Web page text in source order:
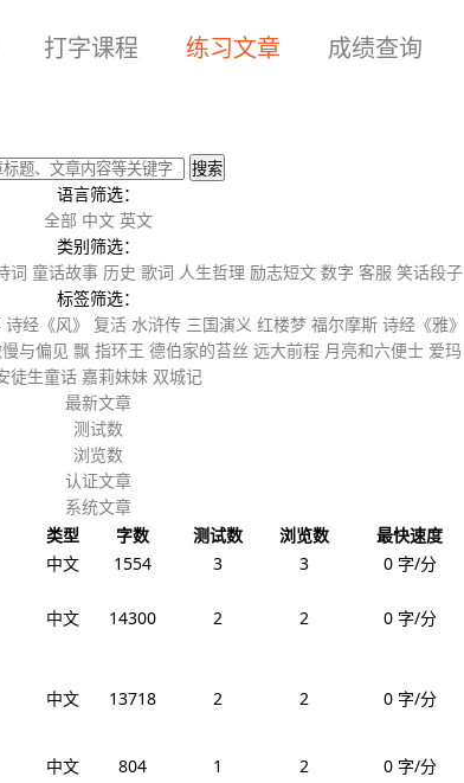
打字课程 练习文章 成绩查询
语言筛选：
全部 中文 英文
类别筛选：
词 童话故事 历史 歌词 人生哲理 励志短文 数字 客服 笑话段子
标签筛选：
诗经《风》 复活 水浒传 三国演义 红楼梦 福尔摩斯 诗经《雅》
与偏见 飘 指环王 德伯家的苔丝 远大前程 月亮和六便士 爱玛
徒生童话 嘉莉妹妹 双城记
最新文章
测试数
浏览数
认证文章
系统文章
类型 字数 测试数 浏览数 最快速度
中文 1554 3 3 0 字/分
中文 14300 2 2 0 字/分
中文 13718 2 2 0 字/分
中文 804 1 2 0 字/分